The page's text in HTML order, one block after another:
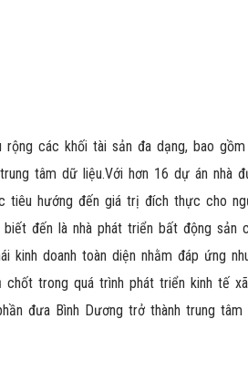
các khối tài sản đa dạng, bao
tâm dữ liệu.Với hơn 16 dự án nhà
tiêu hướng đến giá trị đích thực cho
đến là nhà phát triển bất động sản
doanh toàn diện nhằm đáp ứng
trong quá trình phát triển kinh tế
đưa Bình Dương trở thành trung